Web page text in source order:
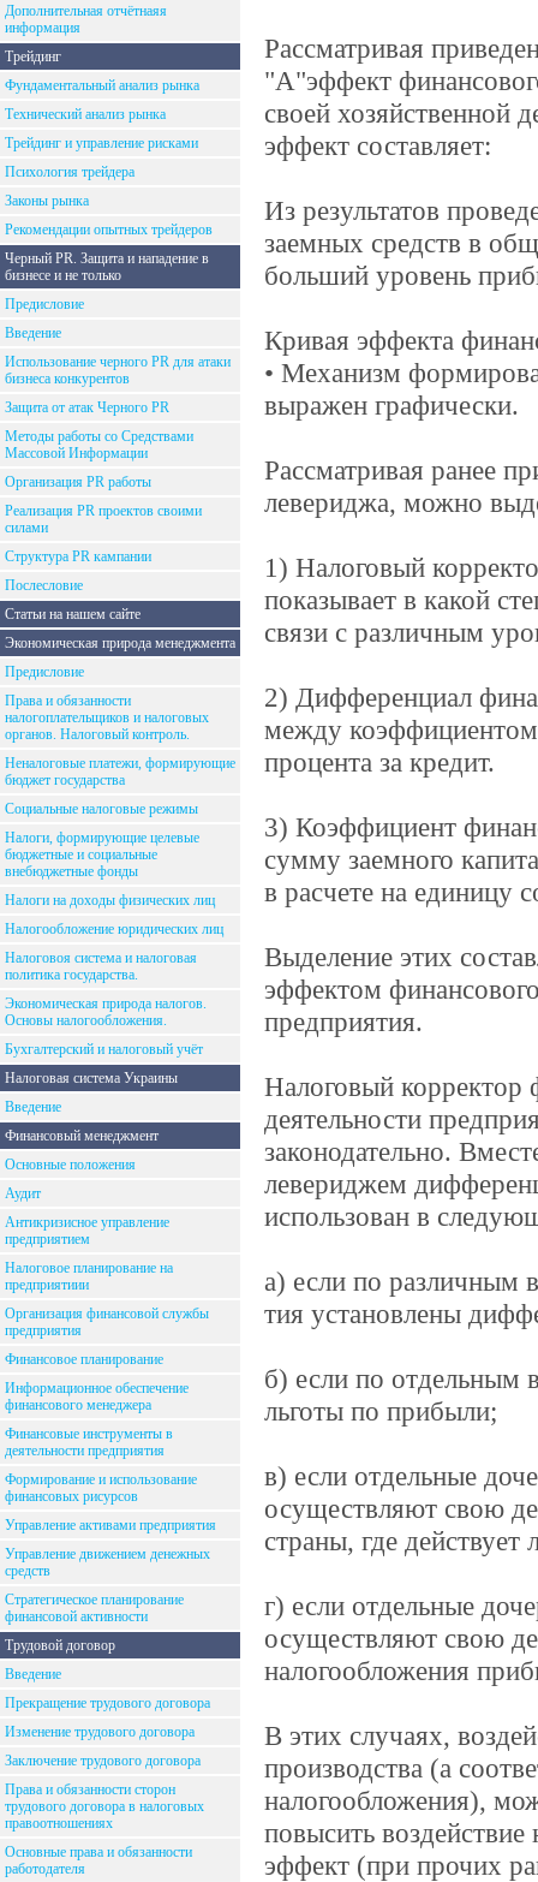
Дополнительная отчётнаяя
информация
Трейдинг
Фундаментальный анализ рынка
Технический анализ рынка
Трейдинг и управление рисками
Психология трейдера
Законы рынка
Рекомендации опытных трейдеров
Черный PR. Защита и нападение в
бизнесе и не только
Предисловие
Введение
Использование черного PR для атаки
бизнеса конкурентов
Защита от атак Черного PR
Методы работы со Средствами
Массовой Информации
Организация PR работы
Реализация PR проектов своими
силами
Структура PR кампании
Послесловие
Статьи на нашем сайте
Экономическая природа менеджмента
Предисловие
Права и обязанности
налогоплательщиков и налоговых
органов. Налоговый контроль.
Неналоговые платежи, формирующие
бюджет государства
Социальные налоговые режимы
Налоги, формирующие целевые
бюджетные и социальные
внебюджетные фонды
Налоги на доходы физических лиц
Налогообложение юридических лиц
Налоговоя система и налоговая
политика государства.
Экономическая природа налогов.
Основы налогообложения.
Бухгалтерский и налоговый учёт
Налоговая система Украины
Введение
Финансовый менеджмент
Основные положения
Аудит
Антикризисное управление
предприятием
Налоговое планирование на
предприятиии
Организация финансовой службы
предприятия
Финансовое планирование
Информационное обеспечение
финансового менеджера
Финансовые инструменты в
деятельности предприятия
Формирование и использование
финансовых рисурсов
Управление активами предприятия
Управление движением денежных
средств
Стратегическое планирование
финансовой активности
Трудовой договор
Введение
Прекращение трудового договора
Изменение трудового договора
Заключение трудового договора
Права и обязанности сторон
трудового договора в налоговых
правоотношениях
Основные права и обязанности
работодателя
Рассматривая
"А"эффект
своей хозяйственной
эффект составляет:
Из результатов
заемных средств в
больший уровень
Кривая эффекта
• Механизм
выражен графически.
Рассматривая ранее
левериджа, можно
1) Налоговый
показывает в какой
связи с различным
2) Дифференциал
между коэффициентом
процента за кредит.
3) Коэффициент
сумму заемного
в расчете на единицу
Выделение этих
эффектом
предприятия.
Налоговый корректор
деятельности
законодательно.
левериджем
использован в
а) если по различным
тия установлены
б) если по отдельным
льготы по прибыли;
в) если отдельные
осуществляют свою
страны, где
г) если отдельные
осуществляют свою
налогообложения
В этих случаях,
производства (а
налогообложения),
повысить воздействие
эффект (при прочих